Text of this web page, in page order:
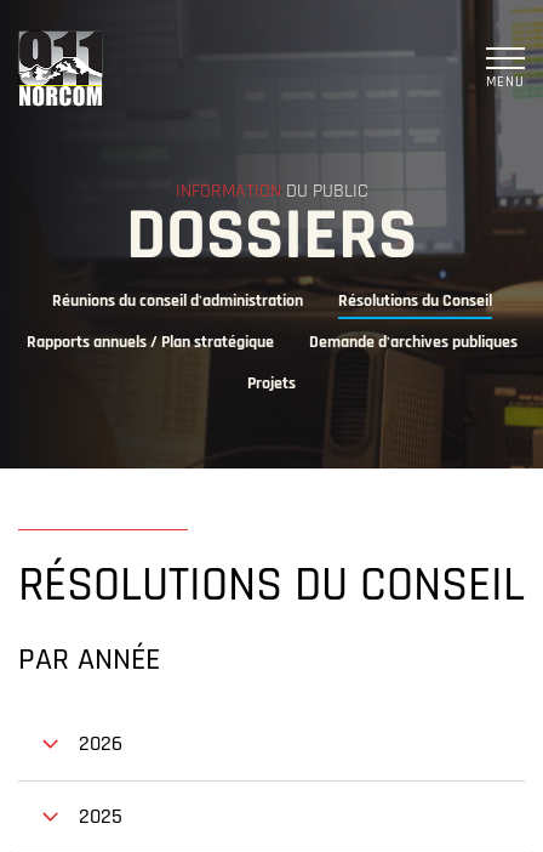
MENU
INFORMATION DU PUBLIC
DOSSIERS
Réunions du conseil d'administration Résolutions du Conseil
Rapports annuels / Plan stratégique Demande d'archives publiques
Projets
RÉSOLUTIONS DU CONSEIL
PAR ANNÉE
2026
2025